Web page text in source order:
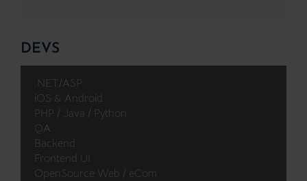
DEVS
.NET/ASP
iOS & Android
PHP / Java / Python
QA
Backend
Frontend UI
OpenSource Web / eCom